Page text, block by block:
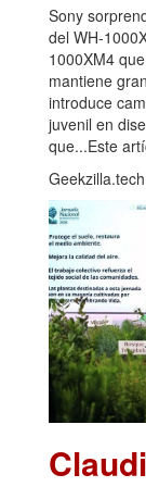
Sony
del WH-
1000XM4
mantiene
introduce
juvenil en
que...Este
Geekzilla.tech